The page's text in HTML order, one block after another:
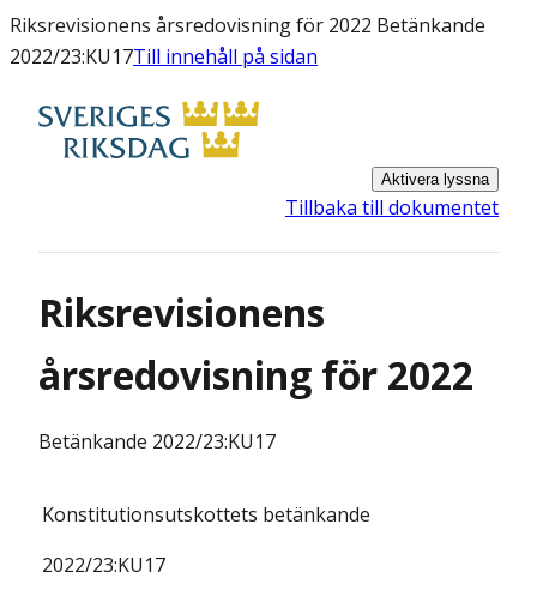
Riksrevisionens årsredovisning för 2022 Betänkande
2022/23:KU17Till innehåll på sidan
Aktivera lyssna
Tillbaka till dokumentet
Riksrevisionens
årsredovisning för 2022
Betänkande 2022/23:KU17
Konstitutionsutskottets betänkande
2022/23:KU17